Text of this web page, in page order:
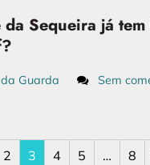
Sequeira já
Guarda Sem
2 3 4 5 … 8